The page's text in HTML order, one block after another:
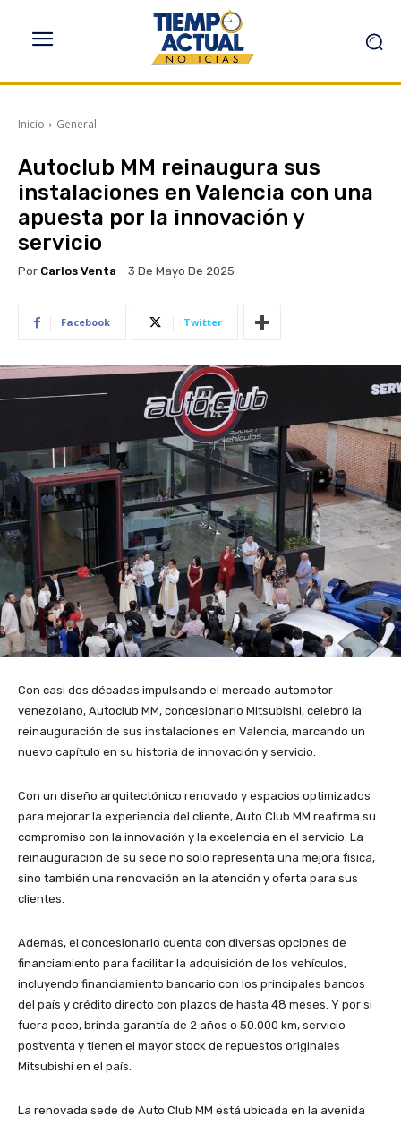
Inicio General
Autoclub MM reinaugura sus
instalaciones en Valencia con una
apuesta por la innovación y
servicio
Por Carlos Venta 3 De Mayo De 2025
Facebook Twitter
Con casi dos décadas impulsando el mercado automotor
venezolano, Autoclub MM, concesionario Mitsubishi, celebró la
reinauguración de sus instalaciones en Valencia, marcando un
nuevo capítulo en su historia de innovación y servicio.
Con un diseño arquitectónico renovado y espacios optimizados
para mejorar la experiencia del cliente, Auto Club MM reafirma su
compromiso con la innovación y la excelencia en el servicio. La
reinauguración de su sede no solo representa una mejora física,
sino también una renovación en la atención y oferta para sus
clientes.
Además, el concesionario cuenta con diversas opciones de
financiamiento para facilitar la adquisición de los vehículos,
incluyendo financiamiento bancario con los principales bancos
del país y crédito directo con plazos de hasta 48 meses. Y por si
fuera poco, brinda garantía de 2 años o 50.000 km, servicio
postventa y tienen el mayor stock de repuestos originales
Mitsubishi en el país.
La renovada sede de Auto Club MM está ubicada en la avenida